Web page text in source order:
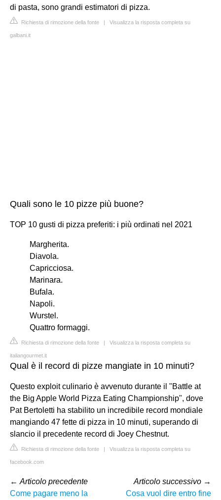
di pasta, sono grandi estimatori di pizza.
Richiesta di rimozione della fonte | Visualizza la risposta completa su
galbani.it
Quali sono le 10 pizze più buone?
TOP 10 gusti di pizza preferiti: i più ordinati nel 2021
Margherita.
Diavola.
Capricciosa.
Marinara.
Bufala.
Napoli.
Wurstel.
Quattro formaggi.
Richiesta di rimozione della fonte | Visualizza la risposta completa su
italiangourmet.it
Qual è il record di pizze mangiate in 10 minuti?
Questo exploit culinario è avvenuto durante il "Battle at
the Big Apple World Pizza Eating Championship", dove
Pat Bertoletti ha stabilito un incredibile record mondiale
mangiando 47 fette di pizza in 10 minuti, superando di
slancio il precedente record di Joey Chestnut.
Richiesta di rimozione della fonte | Visualizza la risposta completa su
facebook.com
← Articolo precedente
Come pagare meno la
Articolo successivo →
Cosa vuol dire entro fine